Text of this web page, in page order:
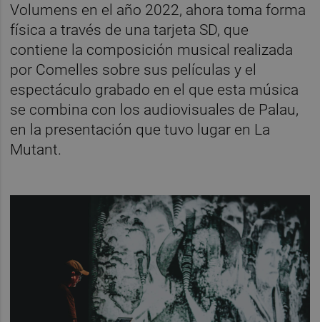
Volumens en el año 2022, ahora toma forma
física a través de una tarjeta SD, que
contiene la composición musical realizada
por Comelles sobre sus películas y el
espectáculo grabado en el que esta música
se combina con los audiovisuales de Palau,
en la presentación que tuvo lugar en La
Mutant.